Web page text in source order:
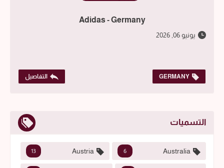
Adidas - Germany
يونيو 06, 2026
GERMANY التفاصيل
التسميات
Australia
6
Austria
13